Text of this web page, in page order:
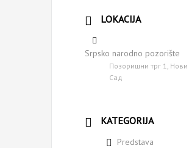
LOKACIJA
Srpsko narodno pozorište
Позоришни трг 1, Нови
Сад
KATEGORIJA
Predstava